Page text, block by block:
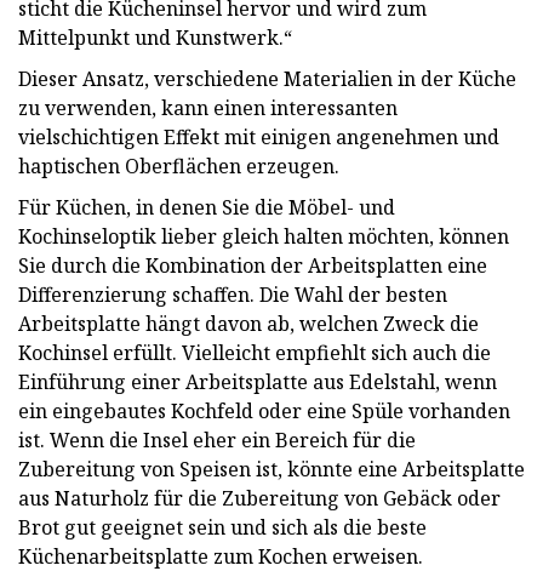
sticht die Kücheninsel hervor und wird zum
Mittelpunkt und Kunstwerk.“
Dieser Ansatz, verschiedene Materialien in der Küche
zu verwenden, kann einen interessanten
vielschichtigen Effekt mit einigen angenehmen und
haptischen Oberflächen erzeugen.
Für Küchen, in denen Sie die Möbel- und
Kochinseloptik lieber gleich halten möchten, können
Sie durch die Kombination der Arbeitsplatten eine
Differenzierung schaffen. Die Wahl der besten
Arbeitsplatte hängt davon ab, welchen Zweck die
Kochinsel erfüllt. Vielleicht empfiehlt sich auch die
Einführung einer Arbeitsplatte aus Edelstahl, wenn
ein eingebautes Kochfeld oder eine Spüle vorhanden
ist. Wenn die Insel eher ein Bereich für die
Zubereitung von Speisen ist, könnte eine Arbeitsplatte
aus Naturholz für die Zubereitung von Gebäck oder
Brot gut geeignet sein und sich als die beste
Küchenarbeitsplatte zum Kochen erweisen.